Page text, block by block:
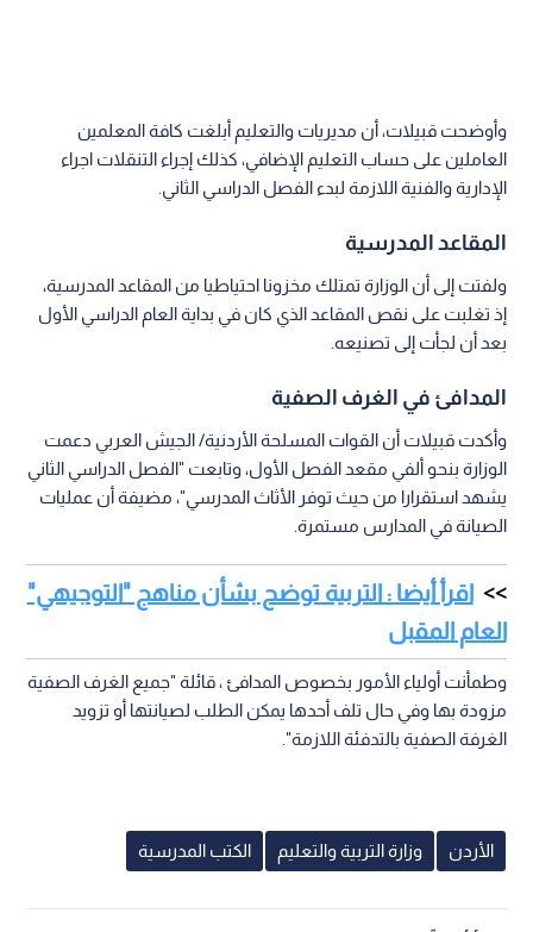
وأوضحت قبيلات، أن مديريات والتعليم أبلغت كافة المعلمين
العاملين على حساب التعليم الإضافي، كذلك إجراء التنقلات اجراء
الإدارية والفنية اللازمة لبدء الفصل الدراسي الثاني.
المقاعد المدرسية
ولفتت إلى أن الوزارة تمتلك مخزونا احتياطيا من المقاعد المدرسية،
إذ تغلبت على نقص المقاعد الذي كان في بداية العام الدراسي الأول
بعد أن لجأت إلى تصنيعه.
المدافئ في الغرف الصفية
وأكدت قبيلات أن القوات المسلحة الأردنية/ الجيش العربي دعمت
الوزارة بنحو ألفي مقعد الفصل الأول، وتابعت "الفصل الدراسي الثاني
يشهد استقرارا من حيث توفر الأثاث المدرسي"، مضيفة أن عمليات
الصيانة في المدارس مستمرة.
اقرأ أيضا : التربية توضح بشأن مناهج "التوجيهي"
العام المقبل
وطمأنت أولياء الأمور بخصوص المدافئ ، قائلة "جميع الغرف الصفية
مزودة بها وفي حال تلف أحدها يمكن الطلب لصيانتها أو تزويد
الغرفة الصفية بالتدفئة اللازمة".
الأردن وزارة التربية والتعليم الكتب المدرسية